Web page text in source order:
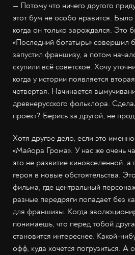
— Потому что ничего другого
этот бум не особо нравится.
когда он только зарождался. Это
«Последний богатырь» совершил
запустил франшизу, а потом
скупили всё советское. Хочу
когда у истории появляется
четвёртая. Начинается
древнерусского фольклора.
проект? Берись за другой, не
Хотя другое дело, если это
«Майора Грома». У нас же очень
это не развитие киновселенной,
героя в новые обстоятельства.
фильма, где центральный
разные передряги попадает без
для франшизы. Когда
понимаешь, что перед тобой
становится интереснее. Какой-
офф, куда хочется погрузиться. А